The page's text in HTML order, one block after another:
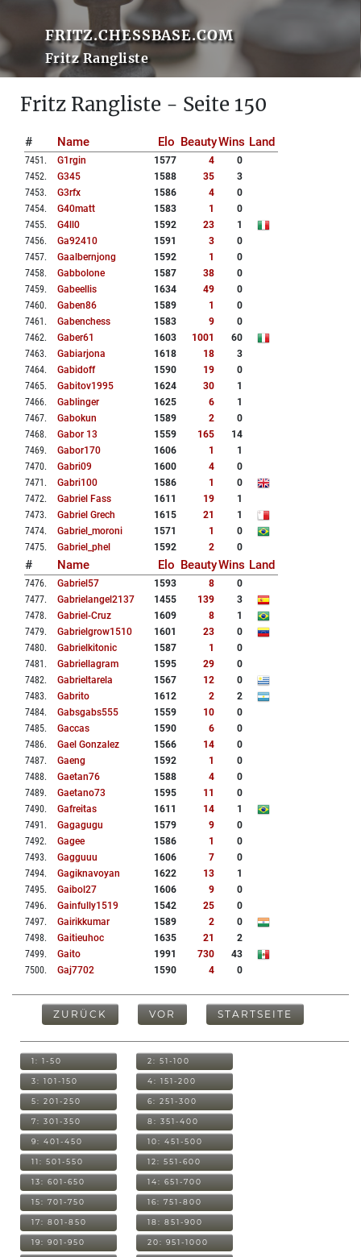
FRITZ.CHESSBASE.COM
Fritz Rangliste
Fritz Rangliste - Seite 150
# Name Elo BeautyWins Land
7451 . G1rgin 1577 4
0
7452. G345 1588 35
3
7453. G3rfx 1586 4
0
7454. G40matt 1583 1
0
7455. G4ll0 1592 23
1
7456. Ga92410 1591 3
0
7457. Gaalbernjong 1592 1
0
7458. Gabbolone 1587 38
0
7459. Gabeellis 1634 49
0
7460. Gaben86 1589 1
0
7461 . Gabenchess 1583 9
0
7462. Gaber61 1603 1001
60
7463. Gabiarjona 1618 18
3
7464. Gabidoff 1590 19
0
7465. Gabitov1995 1624 30
1
7466. Gablinger 1625 6
1
7467. Gabokun 1589 2
0
7468. Gabor 13 1559 165
14
7469. Gabor170 1606 1
1
7470. Gabri09 1600 4
0
7471 . Gabri100 1586 1
0
7472. Gabriel Fass 1611 19
1
7473. Gabriel Grech 1615 21
1
7474. Gabriel_moroni 1571 1
0
7475. Gabriel_phel 1592 2 0
# Name Elo BeautyWins Land
7476. Gabriel57 1593 8
0
7477. Gabrielangel2137 1455 139
3
7478. Gabriel-Cruz 1609 8
1
7479. Gabrielgrow1510 1601 23
0
7480. Gabrielkitonic 1587 1
0
7481 . Gabriellagram 1595 29
0
7482. Gabrieltarela 1567 12
0
7483. Gabrito 1612 2
2
7484. Gabsgabs555 1559 10
0
7485. Gaccas 1590 6
0
7486. Gael Gonzalez 1566 14
0
7487. Gaeng 1592 1
0
7488. Gaetan76 1588 4
0
7489. Gaetano73 1595 11
0
7490. Gafreitas 1611 14
1
7491 . Gagagugu 1579 9
0
7492. Gagee 1586 1
0
7493. Gagguuu 1606 7
0
7494. Gagiknavoyan 1622 13
1
7495. Gaibol27 1606 9
0
7496. Gainfully1519 1542 25
0
7497. Gairikkumar 1589 2
0
7498. Gaitieuhoc 1635 21
2
7499. Gaito 1991 730
43
7500. Gaj7702 1590 4 0
ZURÜCK VOR STARTSEITE
1: 1-50 2: 51-100
3: 101-150 4: 151-200
5: 201-250 6: 251-300
7: 301-350 8: 351-400
9: 401-450 10: 451-500
11: 501-550 12: 551-600
13: 601-650 14: 651-700
15: 701-750 16: 751-800
17: 801-850 18: 851-900
19: 901-950 20: 951-1000